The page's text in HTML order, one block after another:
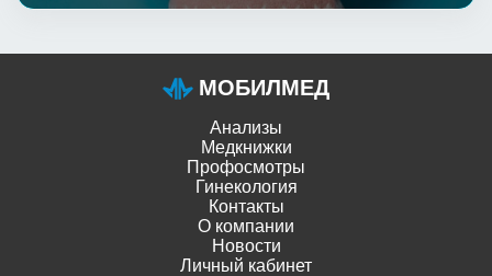
ли самопохвала на состояние здоровья и насколько
современные ученые. Обещаем - будет интересно.
МОБИЛМЕД
Анализы
Медкнижки
Профосмотры
Гинекология
Контакты
О компании
Новости
Личный кабинет